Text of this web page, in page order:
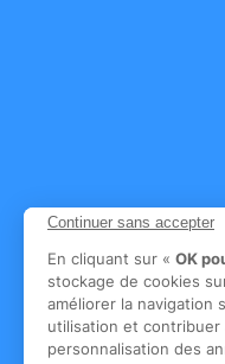
Continuer sans accepter
En cliquant sur « OK
stockage de cookies
améliorer la navigation
utilisation et
personnalisation des